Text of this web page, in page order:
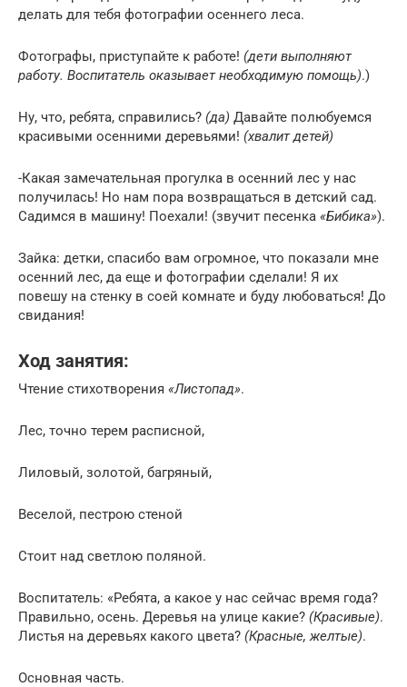
делать для тебя фотографии осеннего леса.
Фотографы, приступайте к работе! (дети выполняют
работу. Воспитатель оказывает необходимую помощь).)
Ну, что, ребята, справились? (да) Давайте полюбуемся
красивыми осенними деревьями! (хвалит детей)
-Какая замечательная прогулка в осенний лес у нас
получилась! Но нам пора возвращаться в детский сад.
Садимся в машину! Поехали! (звучит песенка «Бибика»).
Зайка: детки, спасибо вам огромное, что показали мне
осенний лес, да еще и фотографии сделали! Я их
повешу на стенку в соей комнате и буду любоваться! До
свидания!
Ход занятия:
Чтение стихотворения «Листопад».
Лес, точно терем расписной,
Лиловый, золотой, багряный,
Веселой, пестрою стеной
Стоит над светлою поляной.
Воспитатель: «Ребята, а какое у нас сейчас время года?
Правильно, осень. Деревья на улице какие? (Красивые).
Листья на деревьях какого цвета? (Красные, желтые).
Основная часть.